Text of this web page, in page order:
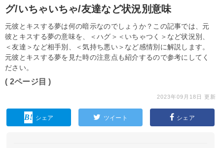
グ/いちゃいちゃ/友達など状況別意味
元彼とキスする夢は何の暗示なのでしょうか？この記事では、元
彼とキスする夢の意味を、＜ハグ＞＜いちゃつく＞など状況別、
＜友達＞など相手別、＜気持ち悪い＞など感情別に解説します。
元彼とキスする夢を見た時の注意点も紹介するので参考にしてく
ださい。
( 2ページ目 )
2023年09月18日 更新
シェア ツイート シェア